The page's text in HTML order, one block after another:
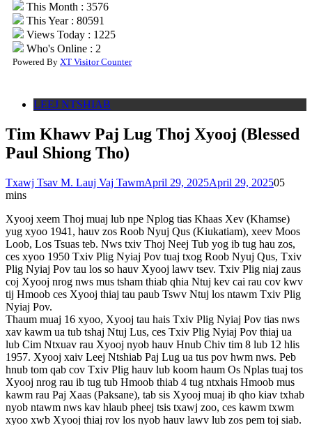
This Month : 3576
This Year : 80591
Views Today : 1225
Who's Online : 2
Powered By XT Visitor Counter
LEEJ NTSHIAB
Tim Khawv Paj Lug Thoj Xyooj (Blessed
Paul Shiong Tho)
Txawj Tsav M. Lauj Vaj TawmApril 29, 2025April 29, 202505
mins
Xyooj xeem Thoj muaj lub npe Nplog tias Khaas Xev (Khamse)
yug xyoo 1941, hauv zos Roob Nyuj Qus (Kiukatiam), xeev Moos
Loob, Los Tsuas teb. Nws txiv Thoj Neej Tub yog ib tug hau zos,
ces xyoo 1950 Txiv Plig Nyiaj Pov tuaj txog Roob Nyuj Qus, Txiv
Plig Nyiaj Pov tau los so hauv Xyooj lawv tsev. Txiv Plig niaj zaus
coj Xyooj nrog nws mus tsham thiab qhia Ntuj kev cai rau cov kwv
tij Hmoob ces Xyooj thiaj tau paub Tswv Ntuj los ntawm Txiv Plig
Nyiaj Pov.
Thaum muaj 16 xyoo, Xyooj tau hais Txiv Plig Nyiaj Pov tias nws
xav kawm ua tub tshaj Ntuj Lus, ces Txiv Plig Nyiaj Pov thiaj ua
lub Cim Ntxuav rau Xyooj nyob hauv Hnub Chiv tim 8 lub 12 hlis
1957. Xyooj xaiv Leej Ntshiab Paj Lug ua tus pov hwm nws. Peb
hnub tom qab cov Txiv Plig hauv lub koom haum Os Nplas tuaj tos
Xyooj nrog rau ib tug tub Hmoob thiab 4 tug ntxhais Hmoob mus
kawm rau Paj Xaas (Paksane), tab sis Xyooj muaj ib qho kiav txhab
nyob ntawm nws kav hlaub pheej tsis txawj zoo, ces kawm txwm
xyoo xwb Xyooj thiaj rov los nyob hauv lawv lub zos pem toj siab.